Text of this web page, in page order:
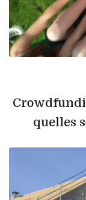
quelles